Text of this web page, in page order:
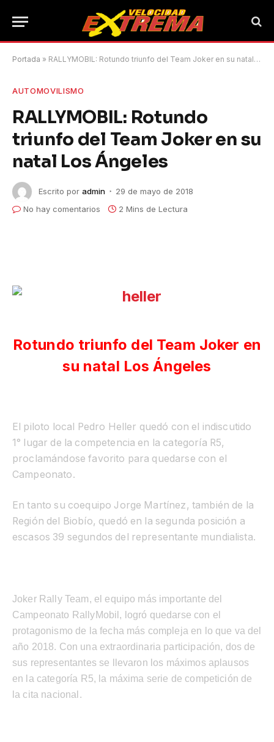
Portada » RALLYMOBIL: Rotundo triunfo del Team Joker en su natal Los Ángeles
AUTOMOVILISMO
RALLYMOBIL: Rotundo
triunfo del Team Joker en su
natal Los Ángeles
Escrito por admin
29 de mayo de 2018
No hay comentarios
2 Mins de Lectura
Rotundo triunfo del Team Joker en
su natal Los Ángeles
El piloto local Pedro Heller quedó con el indiscutido
1° lugar de la competencia en la categoría R5,
proclamándose favorito para quedarse con el
Campeonato.
En tanto su coequipo Jorge Martínez, también de la
Región del Biobío, quedó en la segunda posición a
escasos 39 segundos del representante mundialista.
Joker Rally Team, el equipo más importante del
Campeonato RallyMobil, logró quedarse con el
protagonismo de la fecha más compleja en lo que va del
año 2018. Con una extraordinaria participación, dos de
sus representantes se llevaron los máximos aplausos
en la categoría R5, la máxima serie de competición de
la cita nacional.